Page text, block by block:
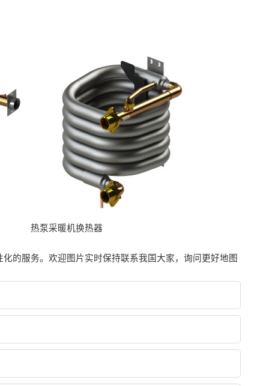
热泵采暖机换热器
的服务。欢迎图片实时保持联系我国大家，询问更好地图